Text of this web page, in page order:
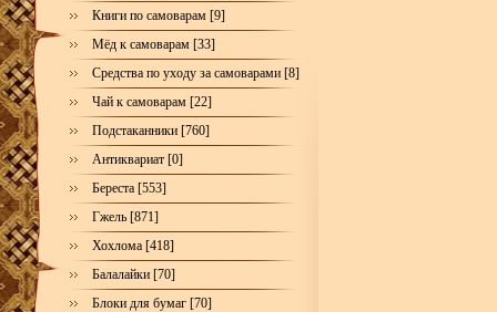
Книги по самоварам [9]
Мёд к самоварам [33]
Средства по уходу за самоварами [8]
Чай к самоварам [22]
Подстаканники [760]
Антиквариат [0]
Береста [553]
Гжель [871]
Хохлома [418]
Балалайки [70]
Блоки для бумаг [70]